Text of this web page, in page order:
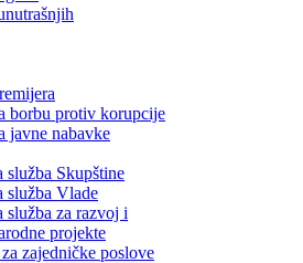
borbu protiv korupcije
javne nabavke
služba Skupštine
služba Vlade
služba za razvoj i
projekte
zajedničke poslove